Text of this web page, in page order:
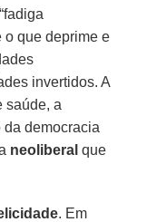
o que deprime e
invertidos. A
saúde, a
da democracia
neoliberal que
. Em